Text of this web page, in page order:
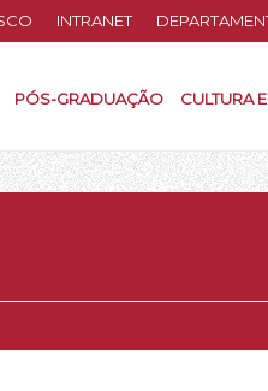
INTRANET
PÓS-GRADUAÇÃO CULTURA